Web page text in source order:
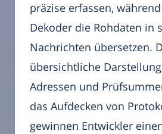
präzise erfassen,
Dekoder die Rohdaten in
Nachrichten übersetzen.
übersichtliche
Adressen und
das Aufdecken von
gewinnen Entwickler